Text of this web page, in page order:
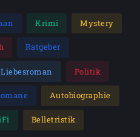
Krimi Mystery
Ratgeber
Liebesroman Politik
Autobiographie
Belletristik